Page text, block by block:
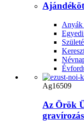
Anyák
Ag16509
Az Örök